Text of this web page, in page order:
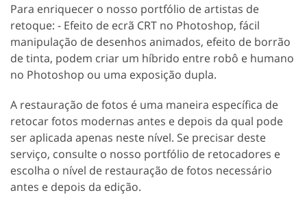
Para enriquecer o nosso portfólio de artistas de
retoque: - Efeito de ecrã CRT no Photoshop, fácil
manipulação de desenhos animados, efeito de borrão
de tinta, podem criar um híbrido entre robô e humano
no Photoshop ou uma exposição dupla.
A restauração de fotos é uma maneira específica de
retocar fotos modernas antes e depois da qual pode
ser aplicada apenas neste nível. Se precisar deste
serviço, consulte o nosso portfólio de retocadores e
escolha o nível de restauração de fotos necessário
antes e depois da edição.